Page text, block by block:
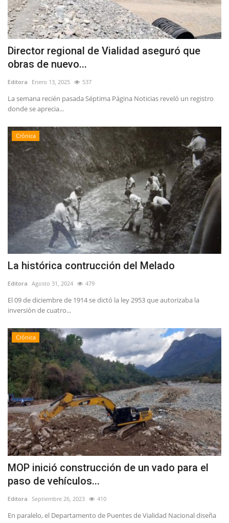
Director regional de Vialidad aseguró que
obras de nuevo...
Editora Enero 13, 2025 537
La semana recién pasada Séptima Página Noticias reveló un registro
donde se aprecia...
Crónica
La histórica contrucción del Melado
Editora Agosto 31, 2024 479
El 09 de diciembre de 1914 se dictó la ley 2953 que autorizaba la
inversión de cuatro...
Crónica
MOP inició construcción de un vado para el
paso de vehículos...
Editora Septiembre 26, 2023 410
En paralelo, el Departamento de Puentes de Vialidad Nacional diseña